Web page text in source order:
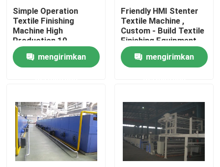
Kontrol kualitas
Hubungi kami
Berita
Mesin Finishing Stenter
Pengaturan Heat Stenter
Simple Operation
Textile Finishing
Machine High
Production 10-
150m/Min
mengirimkan
Friendly HMI Stenter
Textile Machine ,
Custom - Build Textile
Finishing Equipment
mengirimkan